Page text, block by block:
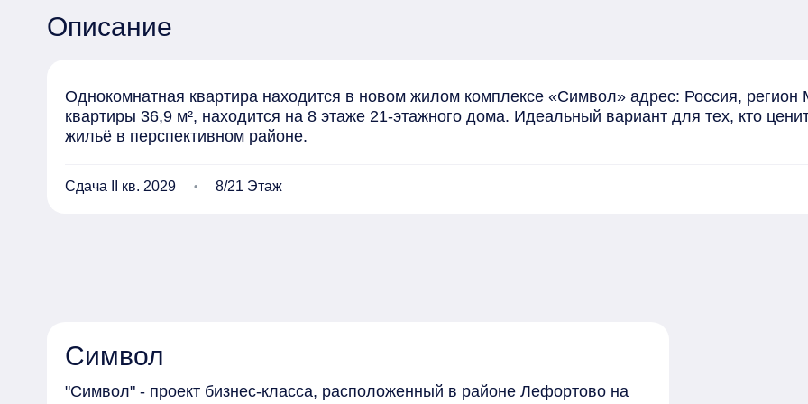
Описание
Однокомнатная квартира находится в новом жилом комплексе «Символ» адрес: Россия,
квартиры 36,9 м², находится на 8 этаже 21-этажного дома. Идеальный вариант для тех, кто
жильё в перспективном районе.
Сдача II кв. 2029 8/21 Этаж
Символ
"Символ" - проект бизнес-класса, расположенный в районе Лефортово на